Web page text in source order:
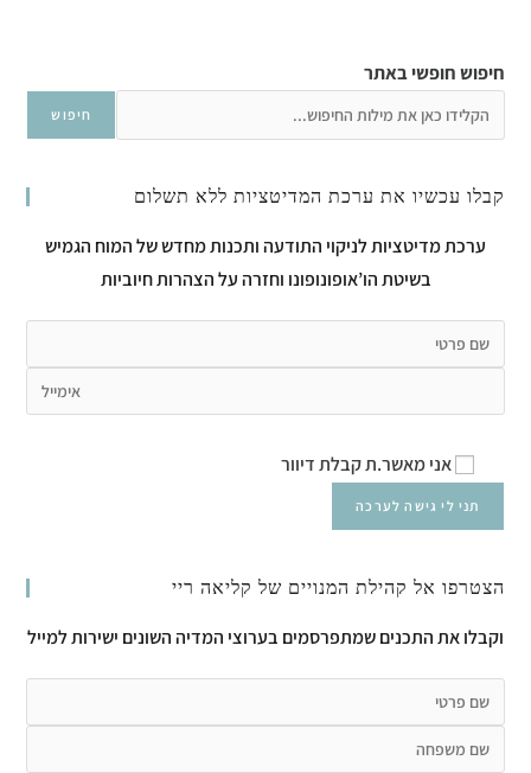
חיפוש חופשי באתר
חיפוש
קבלו עכשיו את ערכת המדיטציות ללא תשלום
ערכת מדיטציות לניקוי התודעה ותכנות מחדש של המוח הגמיש
בשיטת הו’אופונופונו וחזרה על הצהרות חיוביות
אני מאשר.ת קבלת דיוור
הצטרפו אל קהילת המנויים של קליאה ריי
וקבלו את התכנים שמתפרסמים בערוצי המדיה השונים ישירות למייל